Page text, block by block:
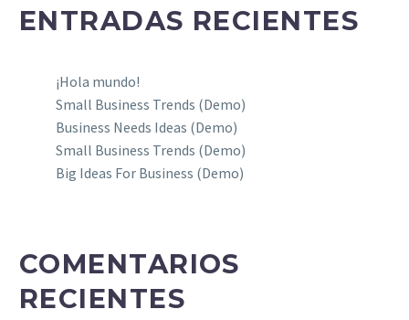
ENTRADAS RECIENTES
¡Hola mundo!
Small Business Trends (Demo)
Business Needs Ideas (Demo)
Small Business Trends (Demo)
Big Ideas For Business (Demo)
COMENTARIOS
RECIENTES